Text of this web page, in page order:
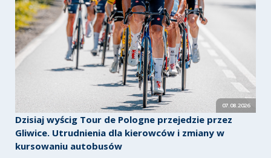
07.08.2026
Dzisiaj wyścig Tour de Pologne przejedzie przez
Gliwice. Utrudnienia dla kierowców i zmiany w
kursowaniu autobusów